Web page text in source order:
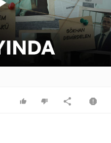
Play
Video